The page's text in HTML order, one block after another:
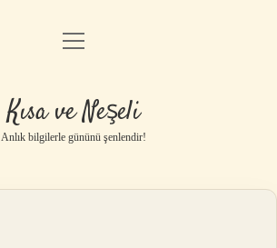
Anasayfa
Yasal Uyarı
menüyü
Kısa ve Neşeli
Anlık bilgilerle gününü şenlendir!